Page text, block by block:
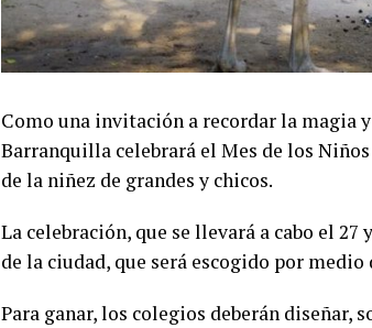
Como una invitación a recordar la magia
Barranquilla celebrará el Mes de los
de la niñez de grandes y chicos.
La celebración, que se llevará a cabo el
de la ciudad, que será escogido por
Para ganar, los colegios deberán diseñar,